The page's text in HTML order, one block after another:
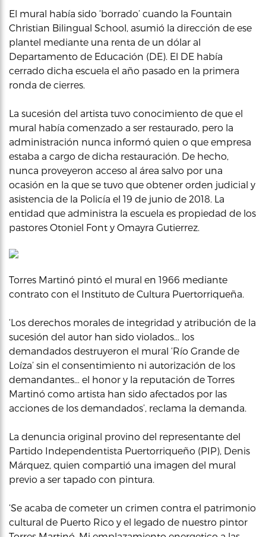
El mural había sido ‘borrado’ cuando la Fountain
Christian Bilingual School, asumió la dirección de ese
plantel mediante una renta de un dólar al
Departamento de Educación (DE). El DE había
cerrado dicha escuela el año pasado en la primera
ronda de cierres.
La sucesión del artista tuvo conocimiento de que el
mural había comenzado a ser restaurado, pero la
administración nunca informó quien o que empresa
estaba a cargo de dicha restauración. De hecho,
nunca proveyeron acceso al área salvo por una
ocasión en la que se tuvo que obtener orden judicial y
asistencia de la Policía el 19 de junio de 2018. La
entidad que administra la escuela es propiedad de los
pastores Otoniel Font y Omayra Gutierrez.
Torres Martinó pintó el mural en 1966 mediante
contrato con el Instituto de Cultura Puertorriqueña.
‘Los derechos morales de integridad y atribución de la
sucesión del autor han sido violados… los
demandados destruyeron el mural ‘Río Grande de
Loíza’ sin el consentimiento ni autorización de los
demandantes… el honor y la reputación de Torres
Martinó como artista han sido afectados por las
acciones de los demandados’, reclama la demanda.
La denuncia original provino del representante del
Partido Independentista Puertorriqueño (PIP), Denis
Márquez, quien compartió una imagen del mural
previo a ser tapado con pintura.
‘Se acaba de cometer un crimen contra el patrimonio
cultural de Puerto Rico y el legado de nuestro pintor